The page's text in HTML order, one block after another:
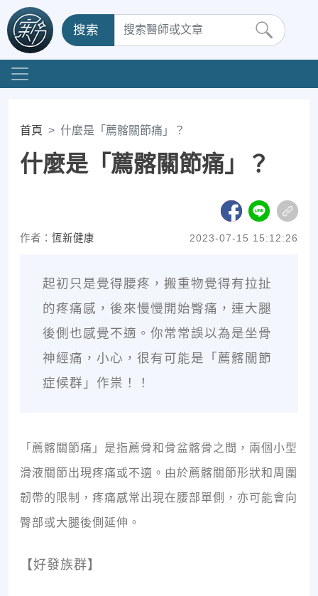
搜索
首頁 什麼是「薦髂關節痛」？
什麼是「薦髂關節痛」？
作者： 恆新健康 2023-07-15 15:12:26
起初只是覺得腰疼，搬重物覺得有拉扯
的疼痛感，後來慢慢開始臀痛，連大腿
後側也感覺不適。你常常誤以為是坐骨
神經痛，小心，很有可能是「薦髂關節
症候群」作祟！！
「薦髂關節痛」是指薦骨和骨盆髂骨之間，兩個小型
滑液關節出現疼痛或不適。由於薦髂關節形狀和周圍
韌帶的限制，疼痛感常出現在腰部單側，亦可能會向
臀部或大腿後側延伸。
【好發族群】